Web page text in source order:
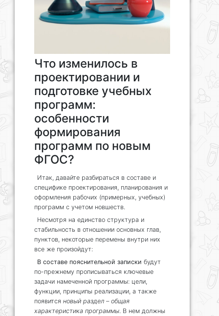
Что изменилось в
проектировании и
подготовке учебных
программ:
особенности
формирования
программ по новым
ФГОС?
Итак, давайте разбираться в составе и
специфике проектирования, планирования и
оформления рабочих (примерных, учебных)
программ с учетом новшеств.
Несмотря на единство структура и
стабильность в отношении основных глав,
пунктов, некоторые перемены внутри них
все же произойдут:
В составе пояснительной записки будут
по-прежнему прописываться ключевые
задачи намеченной программы: цели,
функции, принципы реализации, а также
появится новый раздел – общая
характеристика программы . В нем должны